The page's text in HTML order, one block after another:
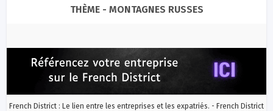
THÈME - MONTAGNES RUSSES
French District : Le lien entre les entreprises et les expatriés. - French District